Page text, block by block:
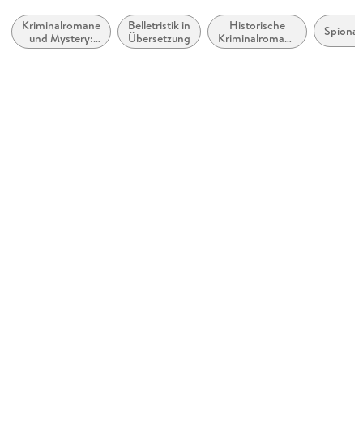
Serie hrsg. von
Thomas Wörtche
Kriminalromane
und Mystery:
Hard Boiled,
Belletristik in
Übersetzung
Historische
Kriminalromane
und Mystery